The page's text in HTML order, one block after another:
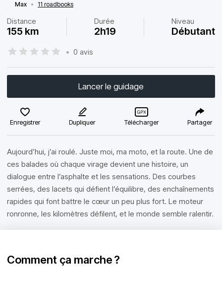
Max • 11 roadbooks
Distance
155 km
Durée
2h19
Niveau
Débutant
• 0 avis
Lancer le guidage
Enregistrer Dupliquer Télécharger Partager
Aujourd’hui, j’ai roulé. Juste moi, ma moto, et la route. Une de
ces balades où chaque virage devient une histoire, un
dialogue entre l’asphalte et les sensations. Des courbes
serrées, des lacets qui défient l’équilibre, des enchaînements
rapides qui font battre le cœur un peu plus fort. Le moteur
ronronne, les kilomètres défilent, et le monde semble ralentir.
Comment ça marche ?